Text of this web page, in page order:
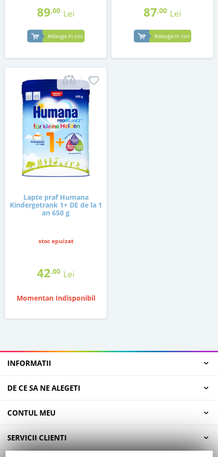
89,00 Lei
Adauga in cos
87,00 Lei
Adauga in cos
Lapte praf Humana
Kindergetrank 1+ DE de la 1
an 650 g
stoc epuizat
42,00 Lei
Momentan Indisponibil
INFORMATII
DE CE SA NE ALEGETI
CONTUL MEU
SERVICII CLIENTI